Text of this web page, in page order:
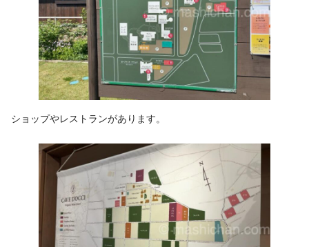
ショップやレストランがあります。